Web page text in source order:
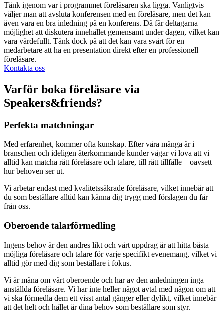
Tänk igenom var i programmet föreläsaren ska ligga. Vanligtvis
väljer man att avsluta konferensen med en föreläsare, men det kan
även vara en bra inledning på en konferens. Då får deltagarna
möjlighet att diskutera innehållet gemensamt under dagen, vilket kan
vara värdefullt. Tänk dock på att det kan vara svårt för en
medarbetare att ha en presentation direkt efter en professionell
föreläsare.
Kontakta oss
Varför boka föreläsare via
Speakers&friends?
Perfekta matchningar
Med erfarenhet, kommer ofta kunskap. Efter våra många år i
branschen och ideligen återkommande kunder vågar vi lova att vi
alltid kan matcha rätt föreläsare och talare, till rätt tillfälle – oavsett
hur behoven ser ut.
Vi arbetar endast med kvalitetssäkrade föreläsare, vilket innebär att
du som beställare alltid kan känna dig trygg med förslagen du får
från oss.
Oberoende talarförmedling
Ingens behov är den andres likt och vårt uppdrag är att hitta bästa
möjliga föreläsare och talare för varje specifikt evenemang, vilket vi
alltid gör med dig som beställare i fokus.
Vi är måna om vårt oberoende och har av den anledningen inga
anställda föreläsare. Vi har inte heller något avtal med någon om att
vi ska förmedla dem ett visst antal gånger eller dylikt, vilket innebär
att det helt och hållet är dina behov som beställare som styr.